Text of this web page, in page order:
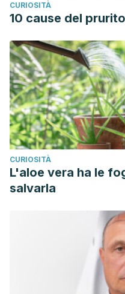
Síndrome metabólico en
Rev. chil. obstet.
Dic 17] ; 79( 2 ): 121-
https://scielo.conicyt.cl/
script=sci_arttext&
http://dx.doi.org/
Sifuentes-Penagos,
Paucar-Menacho, Luz
(Lepidium meyenii
terapéuticas. Scientia
140.https://dx.doi.org/
CURIOSITÀ
10 cause del
CURIOSITÀ
L'aloe vera ha le
salvarla